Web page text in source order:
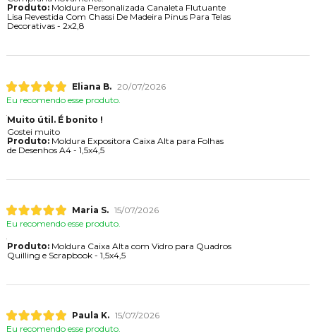
Produto:Moldura Personalizada Canaleta Flutuante
Lisa Revestida Com Chassi De Madeira Pinus Para Telas
Decorativas - 2x2,8
Eliana B. 20/07/2026
Eu recomendo esse produto.
Muito útil. É bonito !
Gostei muito
Produto:Moldura Expositora Caixa Alta para Folhas
de Desenhos A4 - 1,5x4,5
Maria S. 15/07/2026
Eu recomendo esse produto.
Produto:Moldura Caixa Alta com Vidro para Quadros
Quilling e Scrapbook - 1,5x4,5
Paula K. 15/07/2026
Eu recomendo esse produto.